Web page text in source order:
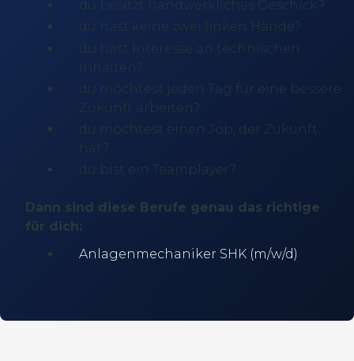
du besitzt handwerkliches Geschick?
du hast keine zwei linken Hände?
du hast Interesse an technischen
Inhalten?
du möchtest jeden Tag für eine bessere
Zukunft arbeiten?
du möchtest einen Job, der Zukunft
hat?
du bist ein Teamplayer?
Dann sind diese Berufe genau das richtige
für dich:
Anlagenmechaniker SHK (m/w/d)